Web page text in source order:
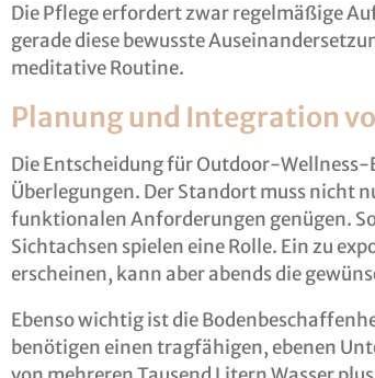
Die Pflege erfordert zwar regelmäßige
gerade diese bewusste
meditative Routine.
Planung und Integration
Die Entscheidung für Outdoor-
Überlegungen. Der Standort muss nicht
funktionalen Anforderungen genügen.
Sichtachsen spielen eine Rolle. Ein zu
erscheinen, kann aber abends die
Ebenso wichtig ist die
benötigen einen tragfähigen, ebenen